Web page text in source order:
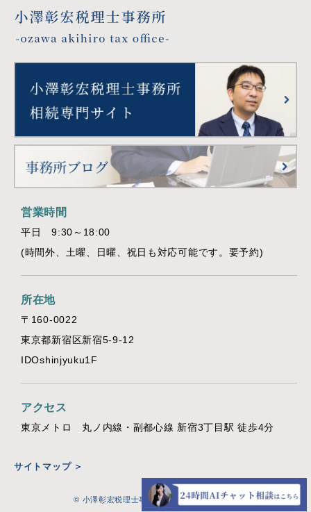
営業時間
平日 9:30～18:00
(時間外、土曜、日曜、祝日も対応可能です。要予約)
所在地
〒160-0022
東京都新宿区新宿5-9-12
IDOshinjyuku1F
アクセス
東京メトロ 丸ノ内線・副都心線 新宿3丁目駅 徒歩4分
サイトマップ ＞
© 小澤彰宏税理士事務所All Right Reserved.